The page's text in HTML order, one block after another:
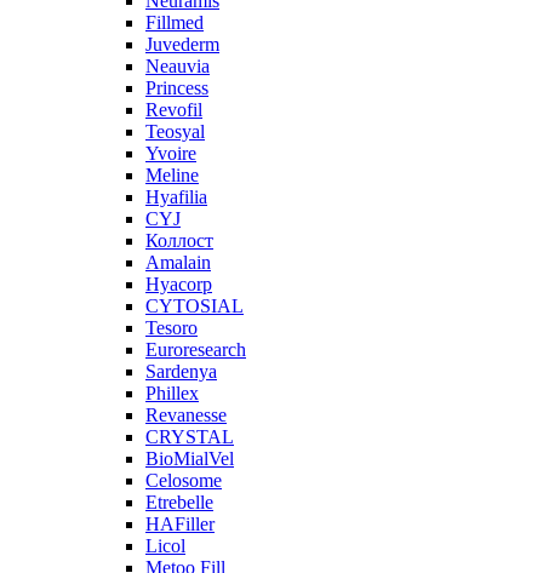
Fillmed
Juvederm
Neauvia
Princess
Revofil
Teosyal
Yvoire
Meline
Hyafilia
CYJ
Коллост
Amalain
Hyacorp
CYTOSIAL
Tesoro
Euroresearch
Sardenya
Phillex
Revanesse
CRYSTAL
BioMialVel
Celosome
Etrebelle
HAFiller
Licol
Metoo Fill